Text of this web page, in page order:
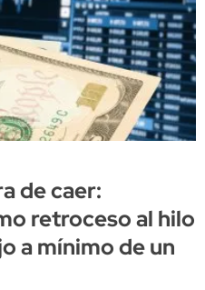
de caer:
retroceso al hilo
a mínimo de un